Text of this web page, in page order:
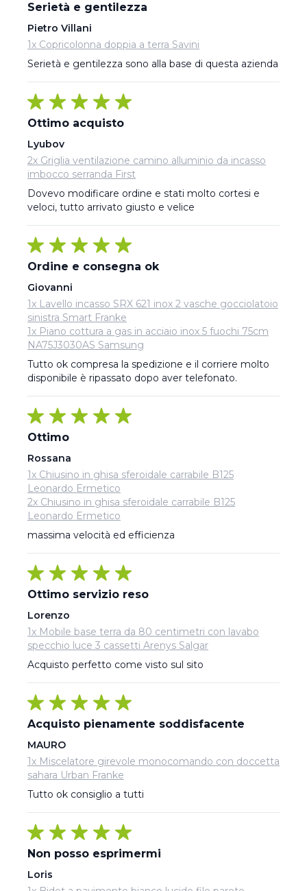
Serietà e gentilezza
Pietro Villani
1x Copricolonna doppia a terra Savini
Serietà e gentilezza sono alla base di questa azienda
Ottimo acquisto
Lyubov
2x Griglia ventilazione camino alluminio da incasso
imbocco serranda First
Dovevo modificare ordine e stati molto cortesi e
veloci, tutto arrivato giusto e velice
Ordine e consegna ok
Giovanni
1x Lavello incasso SRX 621 inox 2 vasche gocciolatoio
sinistra Smart Franke
1x Piano cottura a gas in acciaio inox 5 fuochi 75cm
NA75J3030AS Samsung
Tutto ok compresa la spedizione e il corriere molto
disponibile è ripassato dopo aver telefonato.
Ottimo
Rossana
1x Chiusino in ghisa sferoidale carrabile B125
Leonardo Ermetico
2x Chiusino in ghisa sferoidale carrabile B125
Leonardo Ermetico
massima velocità ed efficienza
Ottimo servizio reso
Lorenzo
1x Mobile base terra da 80 centimetri con lavabo
specchio luce 3 cassetti Arenys Salgar
Acquisto perfetto come visto sul sito
Acquisto pienamente soddisfacente
MAURO
1x Miscelatore girevole monocomando con doccetta
sahara Urban Franke
Tutto ok consiglio a tutti
Non posso esprimermi
Loris